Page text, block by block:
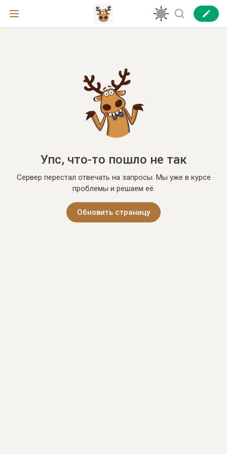
Упс, что-то пошло не так
Сервер перестал отвечать на запросы. Мы уже в курсе
проблемы и решаем её.
Обновить страницу